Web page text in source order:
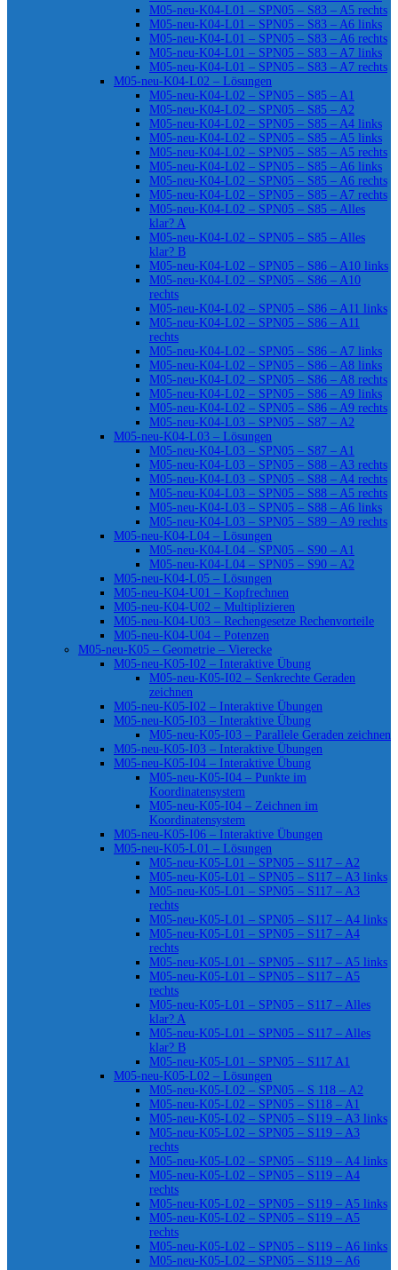
M05-neu-K04-L01 – SPN05 – S83 – A5 rechts
M05-neu-K04-L01 – SPN05 – S83 – A6 links
M05-neu-K04-L01 – SPN05 – S83 – A6 rechts
M05-neu-K04-L01 – SPN05 – S83 – A7 links
M05-neu-K04-L01 – SPN05 – S83 – A7 rechts
M05-neu-K04-L02 – Lösungen
M05-neu-K04-L02 – SPN05 – S85 – A1
M05-neu-K04-L02 – SPN05 – S85 – A2
M05-neu-K04-L02 – SPN05 – S85 – A4 links
M05-neu-K04-L02 – SPN05 – S85 – A5 links
M05-neu-K04-L02 – SPN05 – S85 – A5 rechts
M05-neu-K04-L02 – SPN05 – S85 – A6 links
M05-neu-K04-L02 – SPN05 – S85 – A6 rechts
M05-neu-K04-L02 – SPN05 – S85 – A7 rechts
M05-neu-K04-L02 – SPN05 – S85 – Alles
klar? A
M05-neu-K04-L02 – SPN05 – S85 – Alles
klar? B
M05-neu-K04-L02 – SPN05 – S86 – A10 links
M05-neu-K04-L02 – SPN05 – S86 – A10
rechts
M05-neu-K04-L02 – SPN05 – S86 – A11 links
M05-neu-K04-L02 – SPN05 – S86 – A11
rechts
M05-neu-K04-L02 – SPN05 – S86 – A7 links
M05-neu-K04-L02 – SPN05 – S86 – A8 links
M05-neu-K04-L02 – SPN05 – S86 – A8 rechts
M05-neu-K04-L02 – SPN05 – S86 – A9 links
M05-neu-K04-L02 – SPN05 – S86 – A9 rechts
M05-neu-K04-L03 – SPN05 – S87 – A2
M05-neu-K04-L03 – Lösungen
M05-neu-K04-L03 – SPN05 – S87 – A1
M05-neu-K04-L03 – SPN05 – S88 – A3 rechts
M05-neu-K04-L03 – SPN05 – S88 – A4 rechts
M05-neu-K04-L03 – SPN05 – S88 – A5 rechts
M05-neu-K04-L03 – SPN05 – S88 – A6 links
M05-neu-K04-L03 – SPN05 – S89 – A9 rechts
M05-neu-K04-L04 – Lösungen
M05-neu-K04-L04 – SPN05 – S90 – A1
M05-neu-K04-L04 – SPN05 – S90 – A2
M05-neu-K04-L05 – Lösungen
M05-neu-K04-U01 – Kopfrechnen
M05-neu-K04-U02 – Multiplizieren
M05-neu-K04-U03 – Rechengesetze Rechenvorteile
M05-neu-K04-U04 – Potenzen
M05-neu-K05 – Geometrie – Vierecke
M05-neu-K05-I02 – Interaktive Übung
M05-neu-K05-I02 – Senkrechte Geraden
zeichnen
M05-neu-K05-I02 – Interaktive Übungen
M05-neu-K05-I03 – Interaktive Übung
M05-neu-K05-I03 – Parallele Geraden zeichnen
M05-neu-K05-I03 – Interaktive Übungen
M05-neu-K05-I04 – Interaktive Übung
M05-neu-K05-I04 – Punkte im
Koordinatensystem
M05-neu-K05-I04 – Zeichnen im
Koordinatensystem
M05-neu-K05-I06 – Interaktive Übungen
M05-neu-K05-L01 – Lösungen
M05-neu-K05-L01 – SPN05 – S117 – A2
M05-neu-K05-L01 – SPN05 – S117 – A3 links
M05-neu-K05-L01 – SPN05 – S117 – A3
rechts
M05-neu-K05-L01 – SPN05 – S117 – A4 links
M05-neu-K05-L01 – SPN05 – S117 – A4
rechts
M05-neu-K05-L01 – SPN05 – S117 – A5 links
M05-neu-K05-L01 – SPN05 – S117 – A5
rechts
M05-neu-K05-L01 – SPN05 – S117 – Alles
klar? A
M05-neu-K05-L01 – SPN05 – S117 – Alles
klar? B
M05-neu-K05-L01 – SPN05 – S117 A1
M05-neu-K05-L02 – Lösungen
M05-neu-K05-L02 – SPN05 – S 118 – A2
M05-neu-K05-L02 – SPN05 – S118 – A1
M05-neu-K05-L02 – SPN05 – S119 – A3 links
M05-neu-K05-L02 – SPN05 – S119 – A3
rechts
M05-neu-K05-L02 – SPN05 – S119 – A4 links
M05-neu-K05-L02 – SPN05 – S119 – A4
rechts
M05-neu-K05-L02 – SPN05 – S119 – A5 links
M05-neu-K05-L02 – SPN05 – S119 – A5
rechts
M05-neu-K05-L02 – SPN05 – S119 – A6 links
M05-neu-K05-L02 – SPN05 – S119 – A6